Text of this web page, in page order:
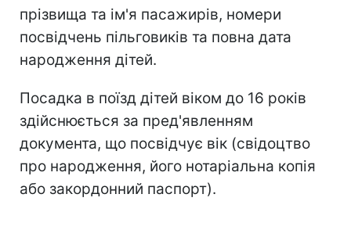
прізвища та ім'я пасажирів, номери
посвідчень пільговиків та повна дата
народження дітей.
Посадка в поїзд дітей віком до 16 років
здійснюється за пред'явленням
документа, що посвідчує вік (свідоцтво
про народження, його нотаріальна копія
або закордонний паспорт).